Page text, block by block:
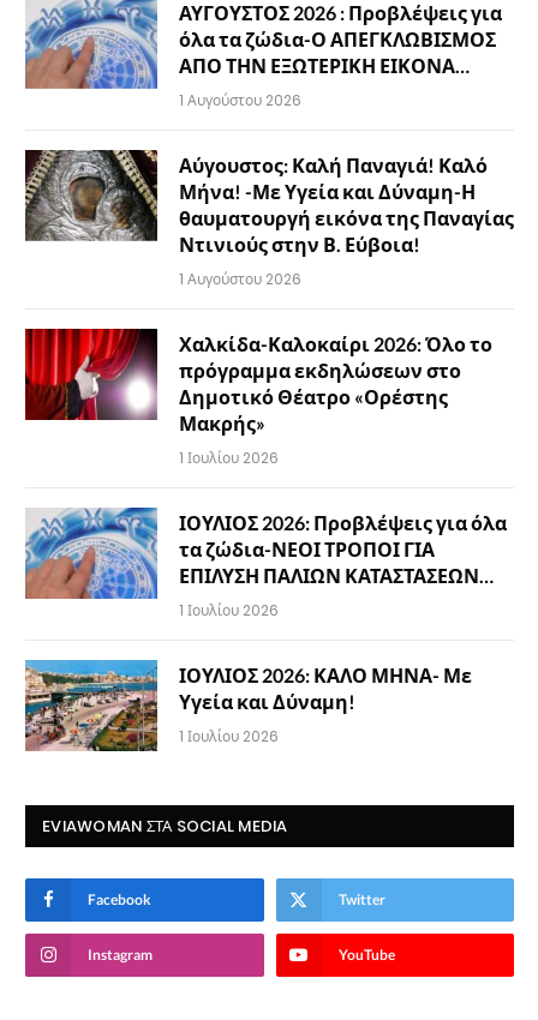
ΑΥΓΟΥΣΤΟΣ 2026 : Προβλέψεις για
όλα τα ζώδια-Ο ΑΠΕΓΚΛΩΒΙΣΜΟΣ
ΑΠΟ ΤΗΝ ΕΞΩΤΕΡΙΚΗ ΕΙΚΟΝΑ…
1 Αυγούστου 2026
Αύγουστος: Καλή Παναγιά! Καλό
Μήνα! -Με Υγεία και Δύναμη-Η
θαυματουργή εικόνα της Παναγίας
Ντινιούς στην Β. Εύβοια!
1 Αυγούστου 2026
Χαλκίδα-Καλοκαίρι 2026: Όλο το
πρόγραμμα εκδηλώσεων στο
Δημοτικό Θέατρο «Ορέστης
Μακρής»
1 Ιουλίου 2026
ΙΟΥΛΙΟΣ 2026: Προβλέψεις για όλα
τα ζώδια-ΝΕΟΙ ΤΡΟΠΟΙ ΓΙΑ
ΕΠΙΛΥΣΗ ΠΑΛΙΩΝ ΚΑΤΑΣΤΑΣΕΩΝ…
1 Ιουλίου 2026
ΙΟΥΛΙΟΣ 2026: ΚΑΛΟ ΜΗΝΑ- Με
Υγεία και Δύναμη!
1 Ιουλίου 2026
EVIAWOMAN ΣΤΑ SOCIAL MEDIA
Facebook Twitter
Instagram YouTube